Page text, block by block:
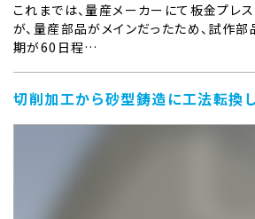
これまでは、量産メーカーにて板金プレ
が、量産部品がメインだったため、試作
期が60日程…
切削加工から砂型鋳造に工法転換